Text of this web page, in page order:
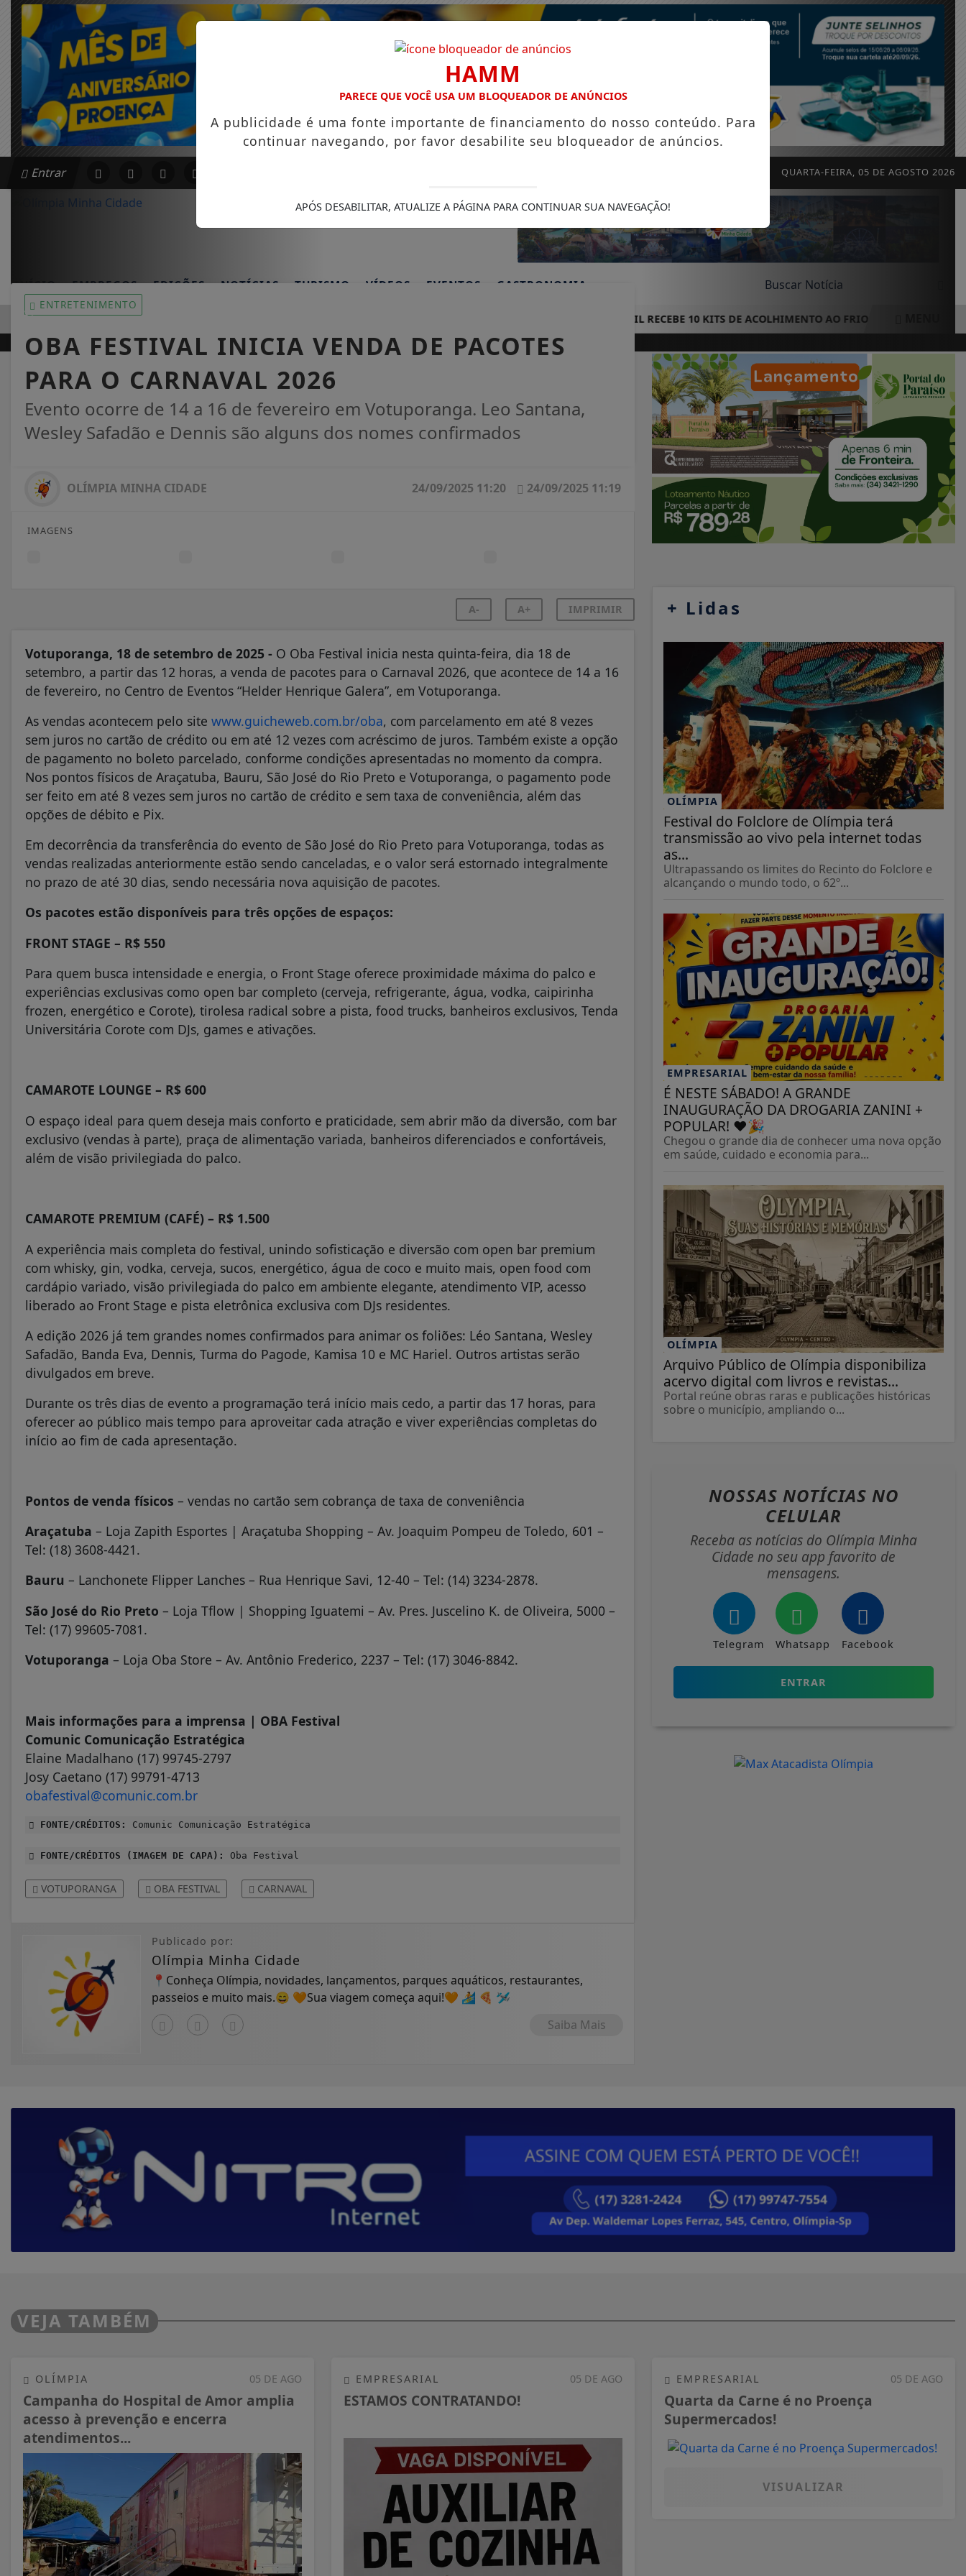
Entrar QUARTA-FEIRA, 05 DE AGOSTO 2026
INÍCIO EMPREGOS EDIÇÕES NOTÍCIAS TURISMO VÍDEOS EVENTOS GASTRONOMIA
EM UMA DAS AVENIDAS MAIS MOVIMENTADAS DE OLÍMPIA COMPLETO – PRONTO PARA OPERAR DEFESA CIVIL RECEBE 10 KITS DE ACOLHIMENTO AO FRIO PARA REFORÇAR
EM ALTA
ENTRETENIMENTO
OBA FESTIVAL INICIA VENDA DE PACOTES
PARA O CARNAVAL 2026
Evento ocorre de 14 a 16 de fevereiro em Votuporanga. Leo Santana,
Wesley Safadão e Dennis são alguns dos nomes confirmados
OLÍMPIA MINHA CIDADE 24/09/2025 11:19
24/09/2025 11:20
IMAGENS
A- A+ IMPRIMIR
Votuporanga, 18 de setembro de 2025 - O Oba Festival inicia nesta quinta-feira, dia 18 de
setembro, a partir das 12 horas, a venda de pacotes para o Carnaval 2026, que acontece de 14 a 16
de fevereiro, no Centro de Eventos “Helder Henrique Galera”, em Votuporanga.
As vendas acontecem pelo site www.guicheweb.com.br/oba, com parcelamento em até 8 vezes
sem juros no cartão de crédito ou em até 12 vezes com acréscimo de juros. Também existe a opção
de pagamento no boleto parcelado, conforme condições apresentadas no momento da compra.
Nos pontos físicos de Araçatuba, Bauru, São José do Rio Preto e Votuporanga, o pagamento pode
ser feito em até 8 vezes sem juros no cartão de crédito e sem taxa de conveniência, além das
opções de débito e Pix.
Em decorrência da transferência do evento de São José do Rio Preto para Votuporanga, todas as
vendas realizadas anteriormente estão sendo canceladas, e o valor será estornado integralmente
no prazo de até 30 dias, sendo necessária nova aquisição de pacotes.
Os pacotes estão disponíveis para três opções de espaços:
FRONT STAGE – R$ 550
Para quem busca intensidade e energia, o Front Stage oferece proximidade máxima do palco e
experiências exclusivas como open bar completo (cerveja, refrigerante, água, vodka, caipirinha
frozen, energético e Corote), tirolesa radical sobre a pista, food trucks, banheiros exclusivos, Tenda
Universitária Corote com DJs, games e ativações.
CAMAROTE LOUNGE – R$ 600
O espaço ideal para quem deseja mais conforto e praticidade, sem abrir mão da diversão, com bar
exclusivo (vendas à parte), praça de alimentação variada, banheiros diferenciados e confortáveis,
além de visão privilegiada do palco.
CAMAROTE PREMIUM (CAFÉ) – R$ 1.500
A experiência mais completa do festival, unindo sofisticação e diversão com open bar premium
com whisky, gin, vodka, cerveja, sucos, energético, água de coco e muito mais, open food com
cardápio variado, visão privilegiada do palco em ambiente elegante, atendimento VIP, acesso
liberado ao Front Stage e pista eletrônica exclusiva com DJs residentes.
A edição 2026 já tem grandes nomes confirmados para animar os foliões: Léo Santana, Wesley
Safadão, Banda Eva, Dennis, Turma do Pagode, Kamisa 10 e MC Hariel. Outros artistas serão
divulgados em breve.
Durante os três dias de evento a programação terá início mais cedo, a partir das 17 horas, para
oferecer ao público mais tempo para aproveitar cada atração e viver experiências completas do
início ao fim de cada apresentação.
Pontos de venda físicos – vendas no cartão sem cobrança de taxa de conveniência
Araçatuba – Loja Zapith Esportes | Araçatuba Shopping – Av. Joaquim Pompeu de Toledo, 601 –
Tel: (18) 3608-4421.
Bauru – Lanchonete Flipper Lanches – Rua Henrique Savi, 12-40 – Tel: (14) 3234-2878.
São José do Rio Preto – Loja Tflow | Shopping Iguatemi – Av. Pres. Juscelino K. de Oliveira, 5000 –
Tel: (17) 99605-7081.
Votuporanga – Loja Oba Store – Av. Antônio Frederico, 2237 – Tel: (17) 3046-8842.
Mais informações para a imprensa | OBA Festival
Comunic Comunicação Estratégica
Elaine Madalhano (17) 99745-2797
Josy Caetano (17) 99791-4713
obafestival@comunic.com.br
FONTE/CRÉDITOS: Comunic Comunicação Estratégica
FONTE/CRÉDITOS (IMAGEM DE CAPA): Oba Festival
VOTUPORANGA OBA FESTIVAL CARNAVAL
Publicado por:
Olímpia Minha Cidade
📍Conheça Olímpia, novidades, lançamentos, parques aquáticos, restaurantes,
passeios e muito mais.😄 🧡Sua viagem começa aqui!🧡 🏄 🍕 🛩
Saiba Mais
+ Lidas
OLÍMPIA
Festival do Folclore de Olímpia terá
transmissão ao vivo pela internet todas
as...
Ultrapassando os limites do Recinto do Folclore e
alcançando o mundo todo, o 62º...
EMPRESARIAL
É NESTE SÁBADO! A GRANDE
INAUGURAÇÃO DA DROGARIA ZANINI +
POPULAR! ❤️🎉
Chegou o grande dia de conhecer uma nova opção
em saúde, cuidado e economia para...
OLÍMPIA
Arquivo Público de Olímpia disponibiliza
acervo digital com livros e revistas...
Portal reúne obras raras e publicações históricas
sobre o município, ampliando o...
NOSSAS NOTÍCIAS NO
CELULAR
Receba as notícias do Olímpia Minha
Cidade no seu app favorito de
mensagens.
Telegram Whatsapp Facebook
ENTRAR
VEJA TAMBÉM
05 DE AGO
OLÍMPIA
Campanha do Hospital de Amor amplia
acesso à prevenção e encerra
atendimentos...
05 DE AGO
EMPRESARIAL
ESTAMOS CONTRATANDO!
05 DE AGO
EMPRESARIAL
Quarta da Carne é no Proença
Supermercados!
VISUALIZAR
HAMM
PARECE QUE VOCÊ USA UM BLOQUEADOR DE ANÚNCIOS
A publicidade é uma fonte importante de financiamento do nosso conteúdo. Para
continuar navegando, por favor desabilite seu bloqueador de anúncios.
APÓS DESABILITAR, ATUALIZE A PÁGINA PARA CONTINUAR SUA NAVEGAÇÃO!